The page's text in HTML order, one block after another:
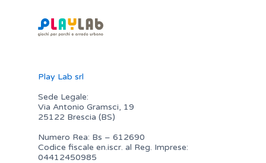
Play Lab srl
Sede Legale:
Via Antonio Gramsci, 19
25122 Brescia (BS)
Numero Rea: Bs – 612690
Codice fiscale en.iscr. al Reg. Imprese:
04412450985